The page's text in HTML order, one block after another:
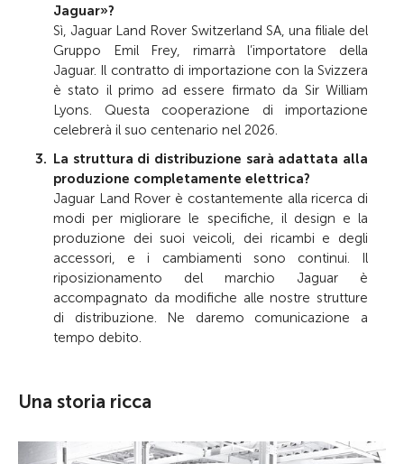
Jaguar»?
Sì, Jaguar Land Rover Switzerland SA, una filiale del
Gruppo Emil Frey, rimarrà l’importatore della
Jaguar. Il contratto di importazione con la Svizzera
è stato il primo ad essere firmato da Sir William
Lyons. Questa cooperazione di importazione
celebrerà il suo centenario nel 2026.
La struttura di distribuzione sarà adattata alla
produzione completamente elettrica?
Jaguar Land Rover è costantemente alla ricerca di
modi per migliorare le specifiche, il design e la
produzione dei suoi veicoli, dei ricambi e degli
accessori, e i cambiamenti sono continui. Il
riposizionamento del marchio Jaguar è
accompagnato da modifiche alle nostre strutture
di distribuzione. Ne daremo comunicazione a
tempo debito.
Una storia ricca